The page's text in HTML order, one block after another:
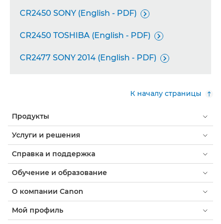
CR2450 SONY (English - PDF) 
CR2450 TOSHIBA (English - PDF) 
CR2477 SONY 2014 (English - PDF) 
К началу страницы
Продукты
Услуги и решения
Справка и поддержка
Обучение и образование
О компании Canon
Мой профиль